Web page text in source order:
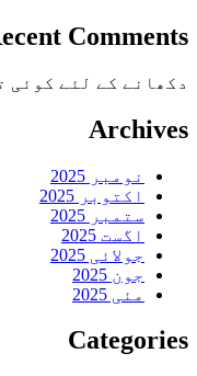
Comments
دکھانے کے لئے کوئی
Archives
نومبر 2025
اکتوبر 2025
ستمبر 2025
اگست 2025
جولائی 2025
جون 2025
مئی 2025
Categories